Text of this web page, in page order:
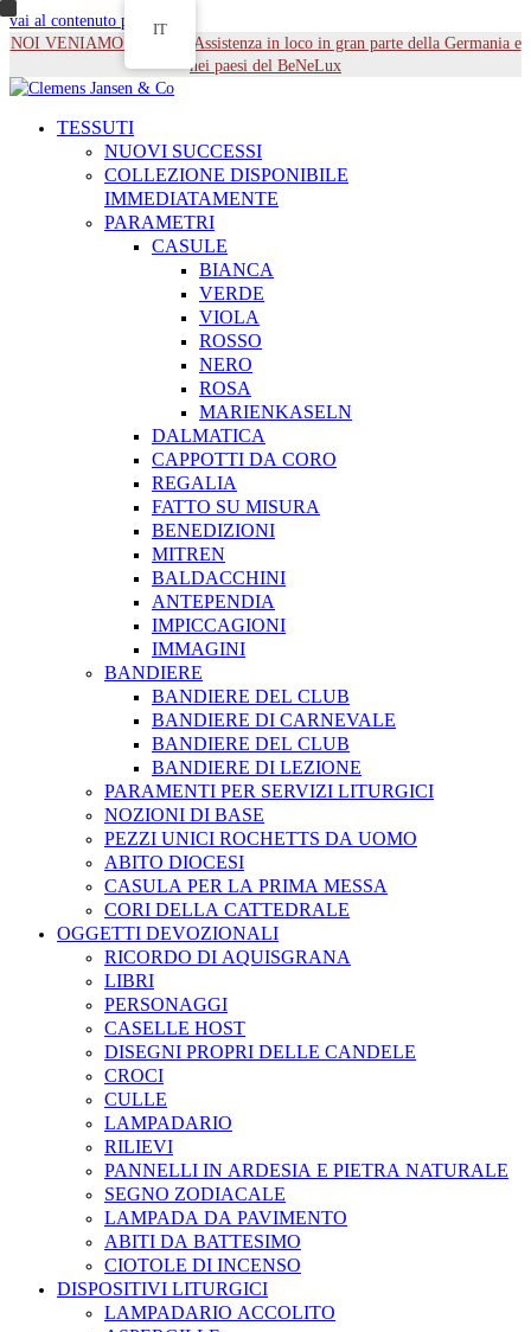
vai al contenuto principale
NOI VENIAMO DA TE - Assistenza in loco in gran parte della Germania e
nei paesi del BeNeLux
TESSUTI
NUOVI SUCCESSI
COLLEZIONE DISPONIBILE
IMMEDIATAMENTE
PARAMETRI
CASULE
BIANCA
VERDE
VIOLA
ROSSO
NERO
ROSA
MARIENKASELN
DALMATICA
CAPPOTTI DA CORO
REGALIA
FATTO SU MISURA
BENEDIZIONI
MITREN
BALDACCHINI
ANTEPENDIA
IMPICCAGIONI
IMMAGINI
BANDIERE
BANDIERE DEL CLUB
BANDIERE DI CARNEVALE
BANDIERE DEL CLUB
BANDIERE DI LEZIONE
PARAMENTI PER SERVIZI LITURGICI
NOZIONI DI BASE
PEZZI UNICI ROCHETTS DA UOMO
ABITO DIOCESI
CASULA PER LA PRIMA MESSA
CORI DELLA CATTEDRALE
OGGETTI DEVOZIONALI
RICORDO DI AQUISGRANA
LIBRI
PERSONAGGI
CASELLE HOST
DISEGNI PROPRI DELLE CANDELE
CROCI
CULLE
LAMPADARIO
RILIEVI
PANNELLI IN ARDESIA E PIETRA NATURALE
SEGNO ZODIACALE
LAMPADA DA PAVIMENTO
ABITI DA BATTESIMO
CIOTOLE DI INCENSO
DISPOSITIVI LITURGICI
LAMPADARIO ACCOLITO
IT